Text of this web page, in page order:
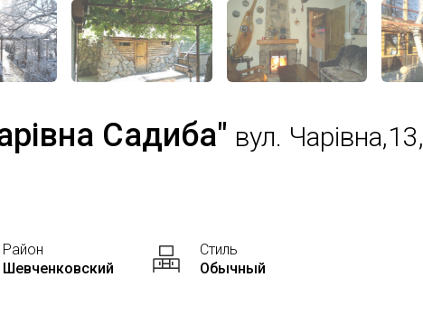
Садиба" вул. Чарівна,13,
Район
Шевченковский
Стиль
Обычный